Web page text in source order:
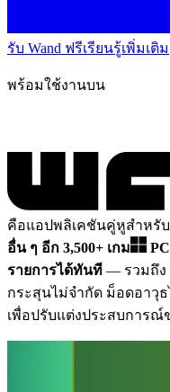
รับ Wand ฟรีเรียนรู้เพิ่มเติม
พร้อมใช้งานบน
คือแอปพลิเคชันคู่หูสำหรับ
อื่น ๆ อีก 3,500+ เกม
PC
รายการได้ทันที — รวมถึง
กระสุนไม่จำกัด ม็อดอาวุ
เพื่อปรับแต่งประสบการ